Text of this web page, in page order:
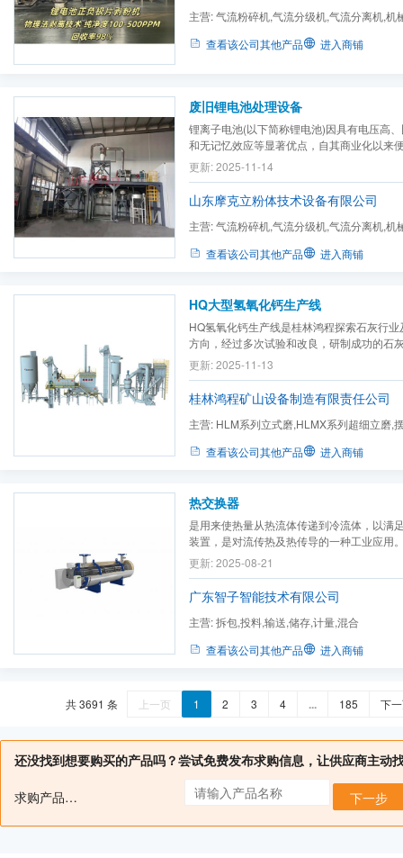
主营:气流粉碎机,气流分级机,气流分离机,机
查看该公司其他产品 进入商铺
废旧锂电池处理设备
锂离子电池(以下简称锂电池)因具有电压高
和无记忆效应等显著优点，自其商业化以来
电子电器设备的动力源市场，且产量逐年增
耗品，使用寿命约2年。报废后的锂电池，
所含的六氟磷酸锂、碳酸酯类有机物以及钴
更新: 2025-11-14
山东摩克立粉体技术设备有限公司
主营:气流粉碎机,气流分级机,气流分离机,机
查看该公司其他产品 进入商铺
HQ大型氢氧化钙生产线
HQ氢氧化钙生产线是桂林鸿程探索石灰行
方向，经过多次试验和改良，研制成功的石
更新: 2025-11-13
桂林鸿程矿山设备制造有限责任公司
主营: HLM系列立式磨,HLMX系列超细立磨,
查看该公司其他产品 进入商铺
热交换器
是用来使热量从热流体传递到冷流体，以满
装置，是对流传热及热传导的一种工业应用
的方式分类。
更新: 2025-08-21
广东智子智能技术有限公司
主营:拆包,投料,输送,储存,计量,混合
查看该公司其他产品
进入商铺
共 3691 条 上一页 1 2 3 4 ... 185 下
还没找到想要购买的产品吗？尝试免费发布求购信息，让供应商主动
求购产品名： 下一步